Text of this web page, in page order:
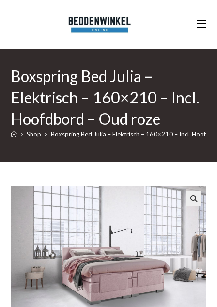
Boxspring Bed Julia –
Elektrisch – 160×210 – Incl.
Hoofdbord – Oud roze
> Shop > Boxspring Bed Julia – Elektrisch – 160×210 – Incl.